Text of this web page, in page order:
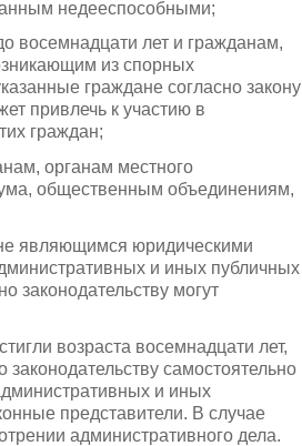
недееспособными;
восемнадцати лет и гражданам,
из спорных
граждане согласно закону
привлечь к участию в
граждан;
органам местного
общественным объединениям,
являющимся юридическими
и иных публичных
законодательству могут
возраста восемнадцати лет,
самостоятельно
и иных
представители. В случае
административного дела.